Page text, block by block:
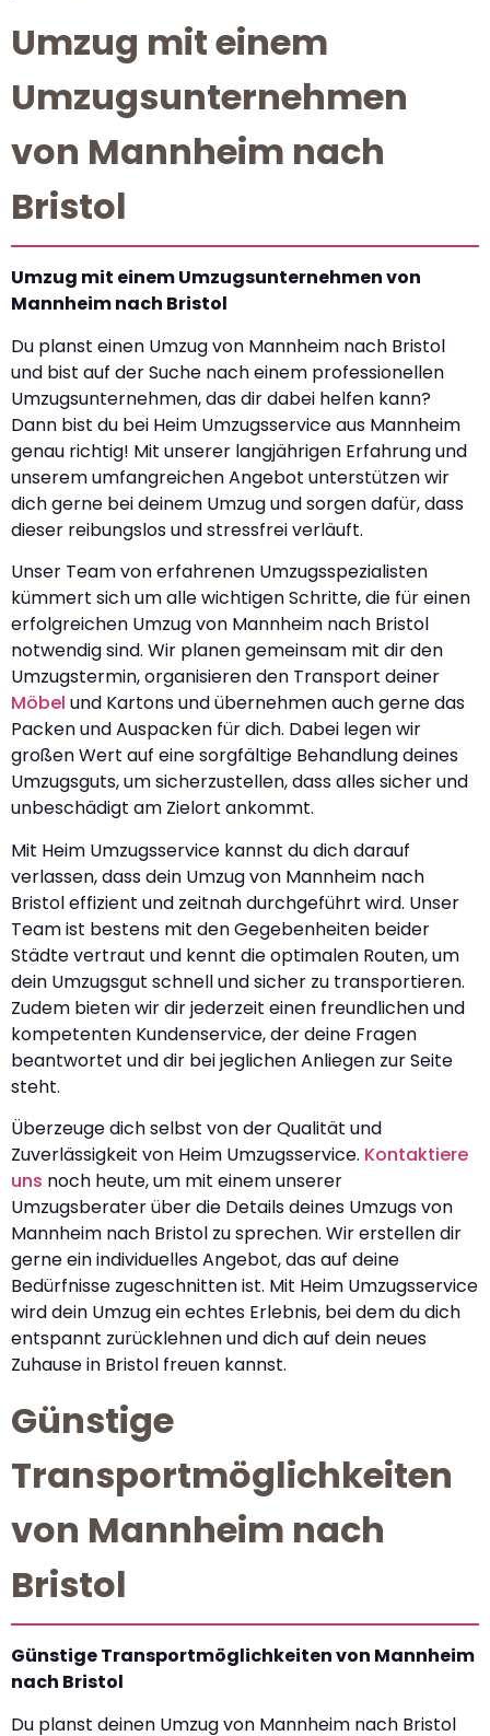
Umzug mit einem
Umzugsunternehmen
von Mannheim nach
Bristol
Umzug mit einem Umzugsunternehmen von
Mannheim nach Bristol
Du planst einen Umzug von Mannheim nach Bristol
und bist auf der Suche nach einem professionellen
Umzugsunternehmen, das dir dabei helfen kann?
Dann bist du bei Heim Umzugsservice aus Mannheim
genau richtig! Mit unserer langjährigen Erfahrung und
unserem umfangreichen Angebot unterstützen wir
dich gerne bei deinem Umzug und sorgen dafür, dass
dieser reibungslos und stressfrei verläuft.
Unser Team von erfahrenen Umzugsspezialisten
kümmert sich um alle wichtigen Schritte, die für einen
erfolgreichen Umzug von Mannheim nach Bristol
notwendig sind. Wir planen gemeinsam mit dir den
Umzugstermin, organisieren den Transport deiner
Möbel und Kartons und übernehmen auch gerne das
Packen und Auspacken für dich. Dabei legen wir
großen Wert auf eine sorgfältige Behandlung deines
Umzugsguts, um sicherzustellen, dass alles sicher und
unbeschädigt am Zielort ankommt.
Mit Heim Umzugsservice kannst du dich darauf
verlassen, dass dein Umzug von Mannheim nach
Bristol effizient und zeitnah durchgeführt wird. Unser
Team ist bestens mit den Gegebenheiten beider
Städte vertraut und kennt die optimalen Routen, um
dein Umzugsgut schnell und sicher zu transportieren.
Zudem bieten wir dir jederzeit einen freundlichen und
kompetenten Kundenservice, der deine Fragen
beantwortet und dir bei jeglichen Anliegen zur Seite
steht.
Überzeuge dich selbst von der Qualität und
Zuverlässigkeit von Heim Umzugsservice. Kontaktiere
uns noch heute, um mit einem unserer
Umzugsberater über die Details deines Umzugs von
Mannheim nach Bristol zu sprechen. Wir erstellen dir
gerne ein individuelles Angebot, das auf deine
Bedürfnisse zugeschnitten ist. Mit Heim Umzugsservice
wird dein Umzug ein echtes Erlebnis, bei dem du dich
entspannt zurücklehnen und dich auf dein neues
Zuhause in Bristol freuen kannst.
Günstige
Transportmöglichkeiten
von Mannheim nach
Bristol
Günstige Transportmöglichkeiten von Mannheim
nach Bristol
Du planst deinen Umzug von Mannheim nach Bristol